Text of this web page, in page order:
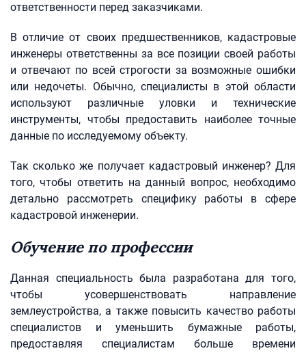
ответственности перед заказчиками.
В отличие от своих предшественников, кадастровые
инженеры ответственны за все позиции своей работы
и отвечают по всей строгости за возможные ошибки
или недочеты. Обычно, специалисты в этой области
используют различные уловки и технические
инструменты, чтобы предоставить наиболее точные
данные по исследуемому объекту.
Так сколько же получает кадастровый инженер? Для
того, чтобы ответить на данный вопрос, необходимо
детально рассмотреть специфику работы в сфере
кадастровой инженерии.
Обучение по профессии
Данная специальность была разработана для того,
чтобы усовершенствовать направление
землеустройства, а также повысить качество работы
специалистов и уменьшить бумажные работы,
предоставляя специалистам больше времени